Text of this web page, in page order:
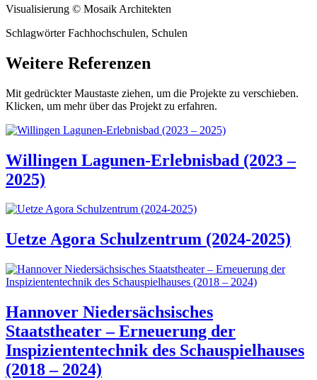
Visualisierung © Mosaik Architekten
Schlagwörter Fachhochschulen, Schulen
Weitere Referenzen
Mit gedrückter Maustaste ziehen, um die Projekte zu verschieben.
Klicken, um mehr über das Projekt zu erfahren.
Willingen Lagunen-Erlebnisbad (2023 –
2025)
Uetze Agora Schulzentrum (2024-2025)
Hannover Niedersächsisches
Staatstheater – Erneuerung der
Inspiziententechnik des Schauspielhauses
(2018 – 2024)